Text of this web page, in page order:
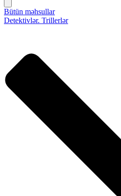
Bütün məhsullar
Detektivlər. Trillerlər